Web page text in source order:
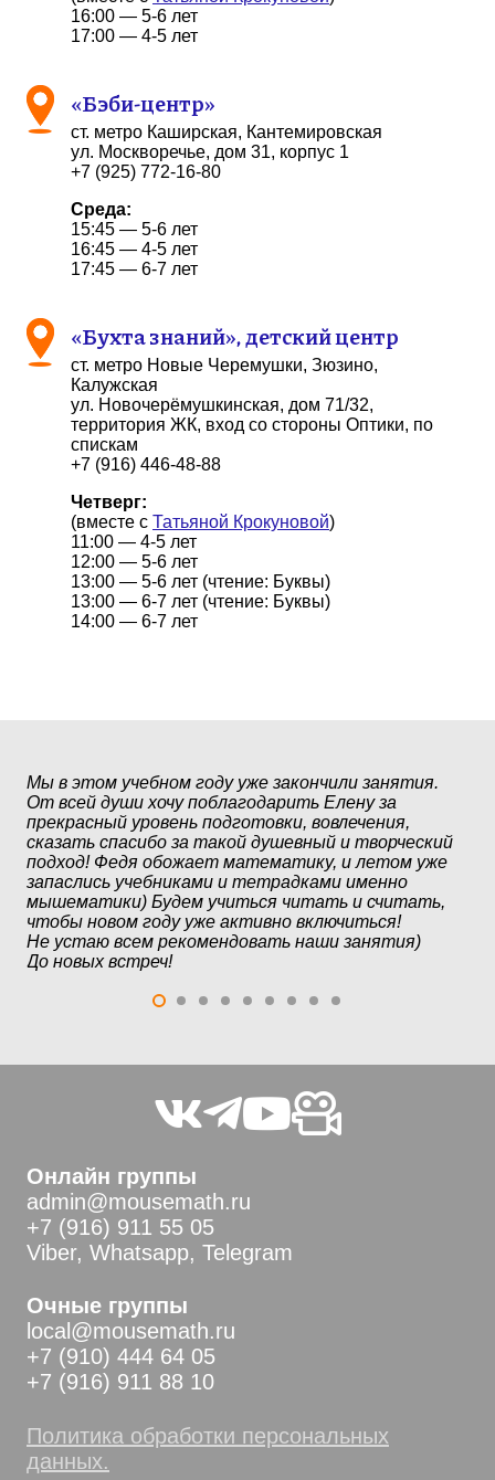
16:00 — 5-6 лет
17:00 — 4-5 лет
«Бэби-центр»
ст. метро Каширская, Кантемировская
ул. Москворечье, дом 31, корпус 1
+7 (925) 772-16-80
Среда:
15:45 — 5-6 лет
16:45 — 4-5 лет
17:45 — 6-7 лет
«Бухта знаний», детский центр
ст. метро Новые Черемушки, Зюзино,
Калужская
ул. Новочерёмушкинская, дом 71/32,
территория ЖК, вход со стороны Оптики, по
спискам
+7 (916) 446-48-88
Четверг:
(вместе с Татьяной Крокуновой)
11:00 — 4-5 лет
12:00 — 5-6 лет
13:00 — 5-6 лет (чтение: Буквы)
13:00 — 6-7 лет (чтение: Буквы)
14:00 — 6-7 лет
Мы в этом учебном году уже закончили занятия.
От всей души хочу поблагодарить Елену за
прекрасный уровень подготовки, вовлечения,
сказать спасибо за такой душевный и творческий
подход! Федя обожает математику, и летом уже
запаслись учебниками и тетрадками именно
мышематики) Будем учиться читать и считать,
чтобы новом году уже активно включиться!
Не устаю всем рекомендовать наши занятия)
До новых встреч!
Онлайн группы
admin@mousemath.ru
+7 (916) 911 55 05
Viber, Whatsapp, Telegram
Очные группы
local@mousemath.ru
+7 (910) 444 64 05
+7 (916) 911 88 10
Политика обработки персональных
данных.